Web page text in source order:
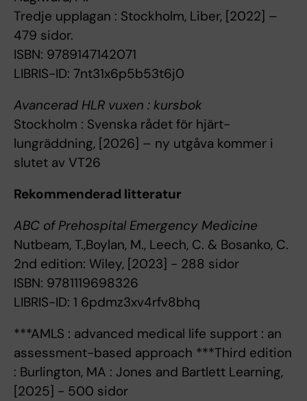
Tredje upplagan : Stockholm, Liber, [2022] –
479 sidor.
ISBN: 9789147142071
LIBRIS-ID: 7nt31x6p5b53t6j0
Avancerad HLR vuxen : kursbok
Stockholm : Svenska rådet för hjärt-
lungräddning, [2026] – ny utgåva kommer i
slutet av VT26
Rekommenderad litteratur
ABC of Prehospital Emergency Medicine
Nutbeam, T.,Boylan, M., Leech, C. & Bosanko, C.
2nd edition: Wiley, [2023] - 288 sidor
ISBN: 9781119698326
LIBRIS-ID: 1 6pdmz3xv4rfv8bhq
***AMLS : advanced medical life support : an
assessment-based approach ***Third edition
: Burlington, MA : Jones and Bartlett Learning,
[2025] - 500 sidor